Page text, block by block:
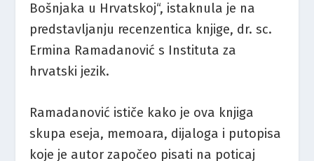
Bošnjaka u Hrvatskoj“, istaknula je na
predstavljanju recenzentica knjige, dr. sc.
Ermina Ramadanović s Instituta za
hrvatski jezik.
Ramadanović ističe kako je ova knjiga
skupa eseja, memoara, dijaloga i putopisa
koje je autor započeo pisati na poticaj